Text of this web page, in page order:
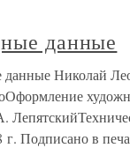
данные
Николай
г. Подписано в